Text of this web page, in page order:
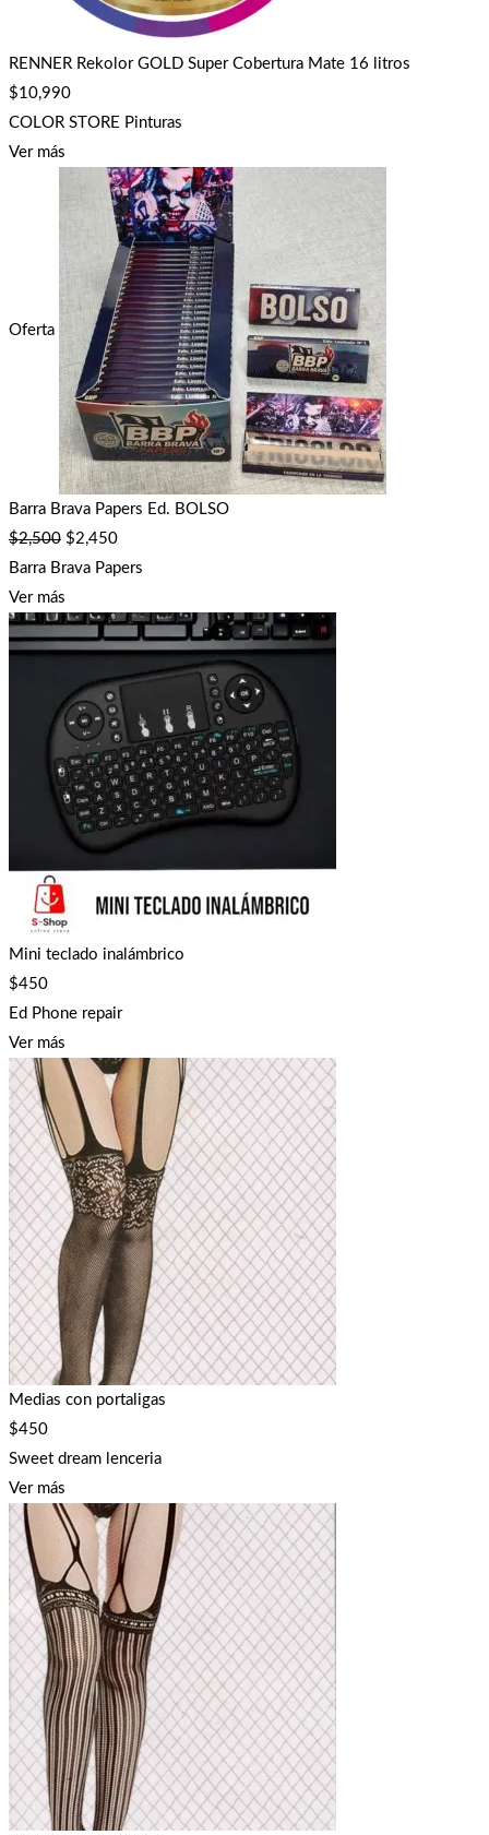
RENNER Rekolor GOLD Super Cobertura Mate 16 litros
$10,990
COLOR STORE Pinturas
Ver más
Oferta
Barra Brava Papers Ed. BOLSO
$2,500 $2,450
Barra Brava Papers
Ver más
Mini teclado inalámbrico
$450
Ed Phone repair
Ver más
Medias con portaligas
$450
Sweet dream lenceria
Ver más